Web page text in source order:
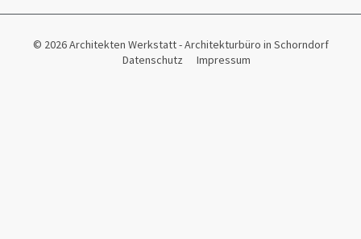
© 2026 Architekten Werkstatt - Architekturbüro in Schorndorf
Datenschutz
Impressum